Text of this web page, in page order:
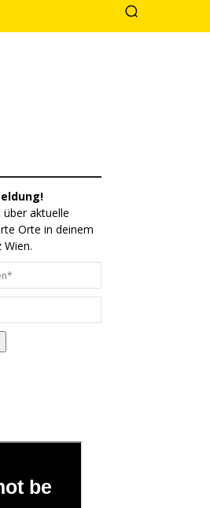
aktuelle
Orte in deinem
Wien.